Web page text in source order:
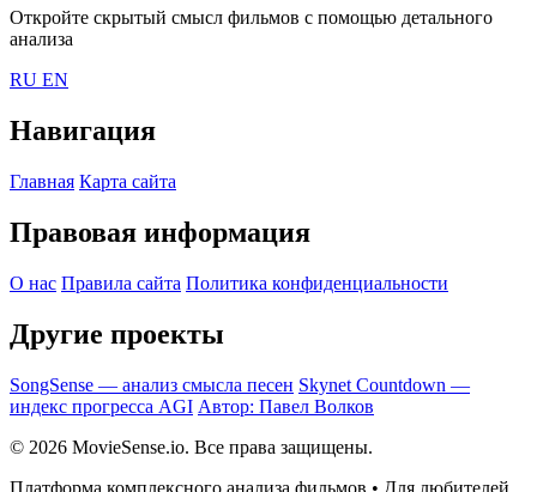
Откройте скрытый смысл фильмов с помощью детального
анализа
RU EN
Навигация
Главная Карта сайта
Правовая информация
О нас Правила сайта Политика конфиденциальности
Другие проекты
SongSense — анализ смысла песен Skynet Countdown —
индекс прогресса AGI Автор: Павел Волков
© 2026 MovieSense.io. Все права защищены.
Платформа комплексного анализа фильмов • Для любителей